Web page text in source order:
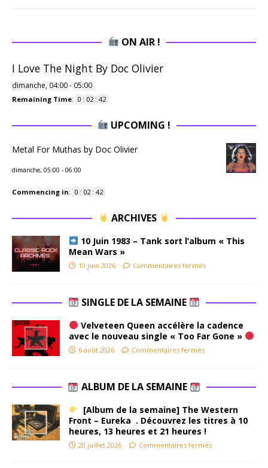
ON AIR !
I Love The Night By Doc Olivier
dimanche, 04:00- 05:00
Remaining Time: 0 : 02 : 42
UPCOMING !
Metal For Muthas by Doc Olivier
dimanche, 05:00 - 06:00
Commencing in: 0 : 02 : 42
ARCHIVES
10 Juin 1983 – Tank sort l’album « This
Mean Wars »
10 juin 2026 Commentaires fermés
SINGLE DE LA SEMAINE
Velveteen Queen accélère la cadence
avec le nouveau single « Too Far Gone »
6 août 2026 Commentaires fermés
ALBUM DE LA SEMAINE
[Album de la semaine] The Western
Front – Eureka . Découvrez les titres à 10
heures, 13 heures et 21 heures !
20 juillet 2026 Commentaires fermés